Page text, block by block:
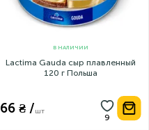
В НАЛИЧИИ
Lactima Gauda сыр плавленный
120 г Польша
66 ₴ /шт